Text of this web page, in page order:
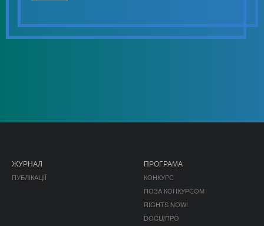
ЖУРНАЛ
ПУБЛІКАЦІЇ
ПРОГРАМА
КОНКУРС
ПОЗА КОНКУРСОМ
RIGHTS NOW!
DOCU/ПРО